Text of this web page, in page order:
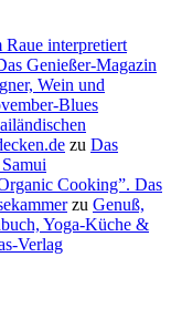
Raue interpretiert
Genießer-Magazin
Wein und
Blues
zu Das
Cooking”. Das
zu Genuß,
Yoga-Küche &
Verlag